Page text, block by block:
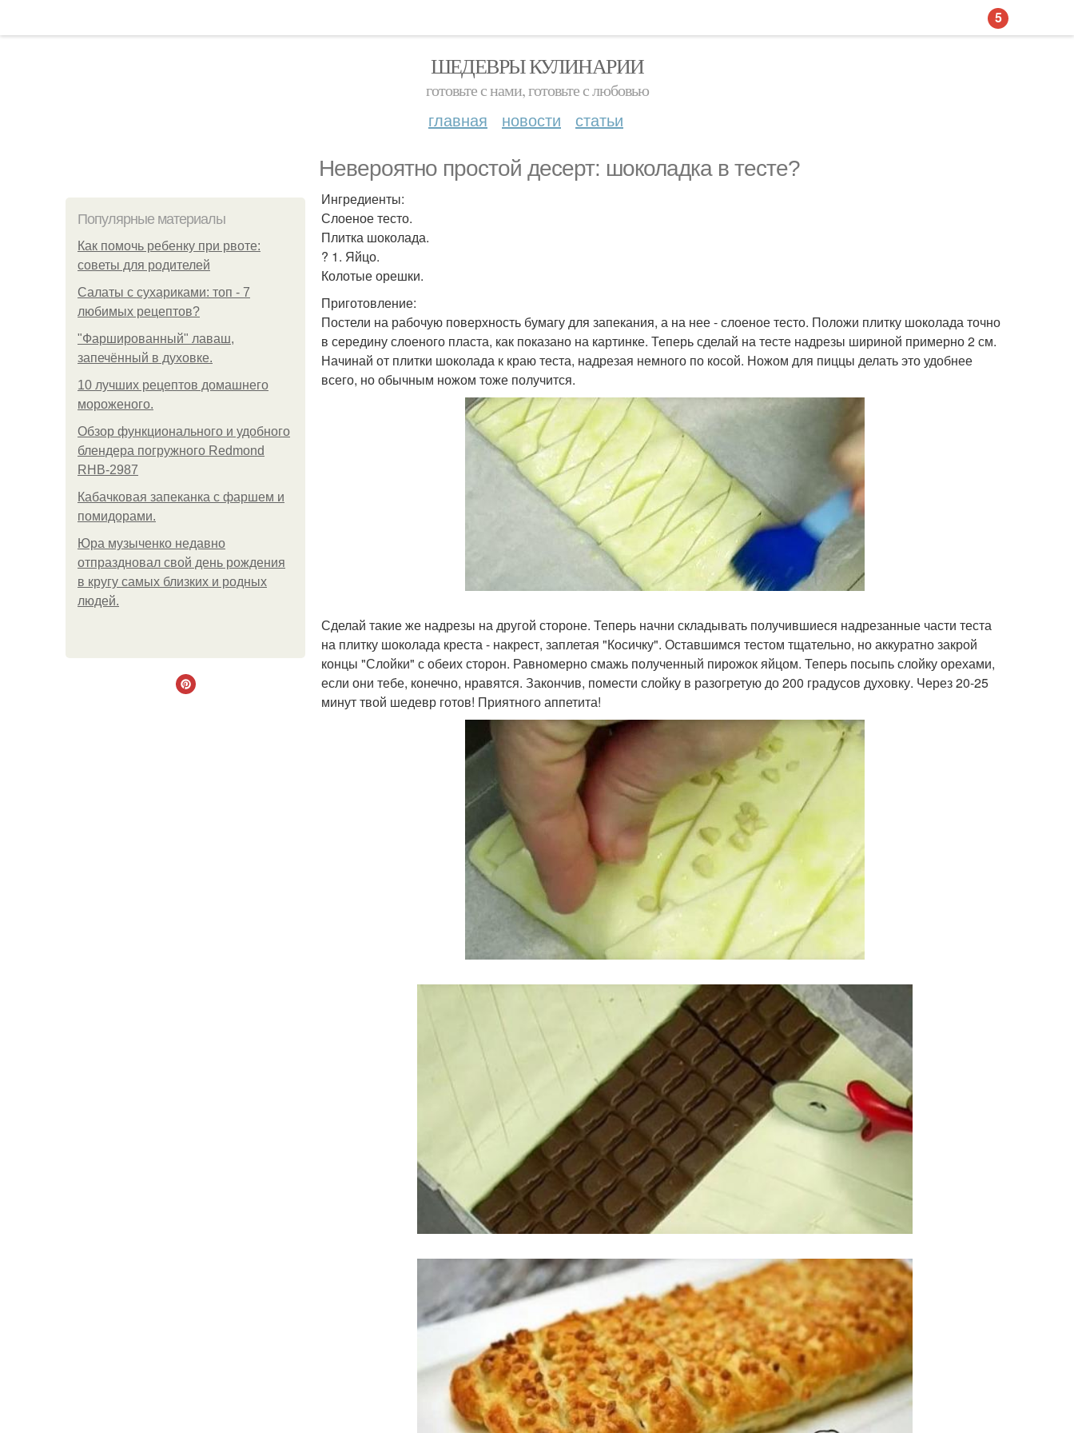
ШЕДЕВРЫ КУЛИНАРИИ
готовьте с нами, готовьте с любовью
главная новости статьи
Невероятно простой десерт: шоколадка в тесте?
Популярные материалы
Как помочь ребенку при рвоте:
советы для родителей
Салаты с сухариками: топ - 7
любимых рецептов?
"Фаршированный" лаваш,
запечённый в духовке.
10 лучших рецептов домашнего
мороженого.
Обзор функционального и удобного
блендера погружного Redmond
RHB-2987
Кабачковая запеканка с фаршем и
помидорами.
Юра музыченко недавно
отпраздновал свой день рождения
в кругу самых близких и родных
людей.
Ингредиенты:
Слоеное тесто.
Плитка шоколада.
? 1. Яйцо.
Колотые орешки.
Приготовление:
Постели на рабочую поверхность бумагу для запекания, а на нее - слоеное тесто. Положи плитку шоколада точно
в середину слоеного пласта, как показано на картинке. Теперь сделай на тесте надрезы шириной примерно 2 см.
Начинай от плитки шоколада к краю теста, надрезая немного по косой. Ножом для пиццы делать это удобнее
всего, но обычным ножом тоже получится.
Сделай такие же надрезы на другой стороне. Теперь начни складывать получившиеся надрезанные части теста
на плитку шоколада креста - накрест, заплетая "Косичку". Оставшимся тестом тщательно, но аккуратно закрой
концы "Слойки" с обеих сторон. Равномерно смажь полученный пирожок яйцом. Теперь посыпь слойку орехами,
если они тебе, конечно, нравятся. Закончив, помести слойку в разогретую до 200 градусов духовку. Через 20-25
минут твой шедевр готов! Приятного аппетита!
5